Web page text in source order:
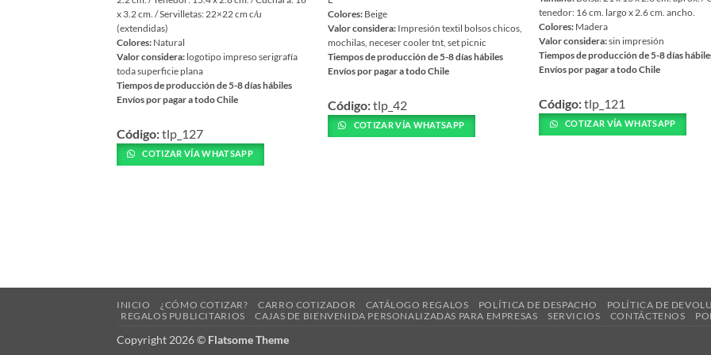
x 3.2 cm. / Servilletas: 22×22 cm c/u
(extendidas)
Colores: Natural
Valor considera: logotipo impreso serigrafía
toda superficie plana
Tiempos de producción de 5-8 días hábiles
Envíos por pagar a todo Chile
producto
tiene
la
página
Código:tlp_127
COTIZAR VÍA WHATSAPP
Colores: Beige
Valor considera: Impresión textil bolsos chicos,
mochilas, neceser cooler tnt, set picnic
Tiempos de producción de 5-8 días hábiles
Envíos por pagar a todo Chile
producto
tiene
la
página
Código:tlp_42
COTIZAR VÍA WHATSAPP
tenedor: 16 cm. largo x 2.6 cm. ancho.
Colores: Madera
Valor considera:sin impresión
Tiempos de producción de 5-8 días
Envíos por pagar a todo Chile
producto
tiene
la
página
de
Código:tlp_121
COTIZAR VÍA WHATSAPP
INICIO ¿CÓMO COTIZAR? CARRO COTIZADOR CATÁLOGO REGALOS POLÍTICA DE DESPACHO POLÍTICA DE
REGALOS PUBLICITARIOS
CAJAS DE BIENVENIDA PERSONALIZADAS PARA EMPRESAS SERVICIOS CONTÁCTENOS
Copyright 2026 © Flatsome Theme